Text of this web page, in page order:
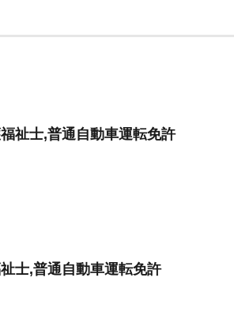
祉士,普通自動車運転免許
士,普通自動車運転免許